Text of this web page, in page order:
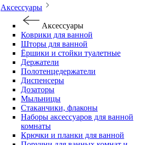
Аксессуары
Аксессуары
Коврики для ванной
Шторы для ванной
Ёршики и стойки туалетные
Держатели
Полотенцедержатели
Диспенсеры
Дозаторы
Мыльницы
Стаканчики, флаконы
Наборы аксессуаров для ванной
комнаты
Крючки и планки для ванной